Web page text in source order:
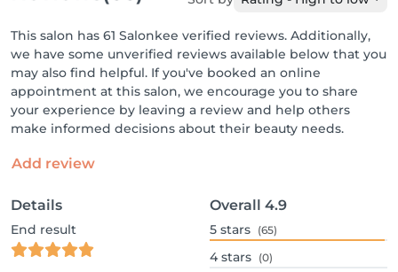
This salon has 61 Salonkee verified reviews. Additionally,
we have some unverified reviews available below that you
may also find helpful. If you've booked an online
appointment at this salon, we encourage you to share
your experience by leaving a review and help others
make informed decisions about their beauty needs.
Add review
Details
End result
Overall 4.9
5 stars (65)
4 stars (0)